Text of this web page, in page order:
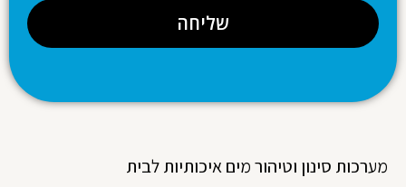
שליחה
מערכות סינון וטיהור מים איכותיות לבית